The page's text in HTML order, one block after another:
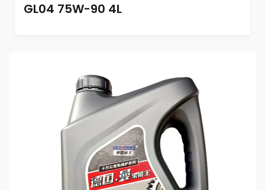
GL04 75W-90 4L